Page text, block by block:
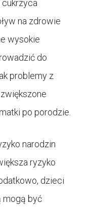
cukrzyca
na zdrowie
wysokie
do
problemy z
po porodzie.
narodzin
ryzyko
dzieci
mogą być